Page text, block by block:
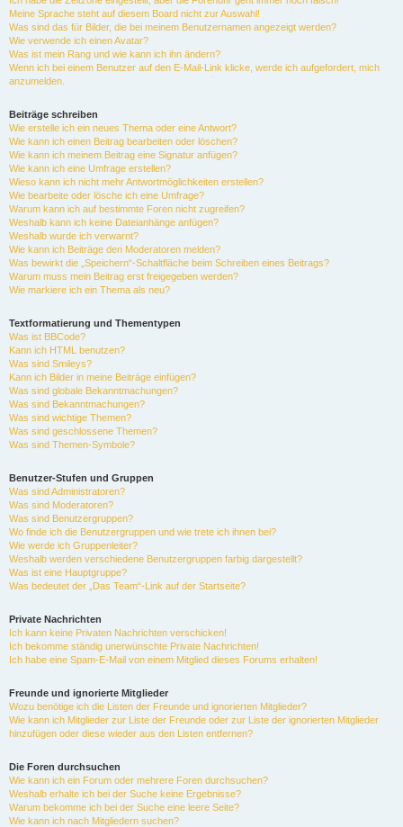
Meine Sprache steht auf diesem Board nicht zur Auswahl!
Was sind das für Bilder, die bei meinem Benutzernamen angezeigt werden?
Wie verwende ich einen Avatar?
Was ist mein Rang und wie kann ich ihn ändern?
Wenn ich bei einem Benutzer auf den E-Mail-Link klicke, werde ich aufgefordert, mich
anzumelden.
Beiträge schreiben
Wie erstelle ich ein neues Thema oder eine Antwort?
Wie kann ich einen Beitrag bearbeiten oder löschen?
Wie kann ich meinem Beitrag eine Signatur anfügen?
Wie kann ich eine Umfrage erstellen?
Wieso kann ich nicht mehr Antwortmöglichkeiten erstellen?
Wie bearbeite oder lösche ich eine Umfrage?
Warum kann ich auf bestimmte Foren nicht zugreifen?
Weshalb kann ich keine Dateianhänge anfügen?
Weshalb wurde ich verwarnt?
Wie kann ich Beiträge den Moderatoren melden?
Was bewirkt die „Speichern“-Schaltfläche beim Schreiben eines Beitrags?
Warum muss mein Beitrag erst freigegeben werden?
Wie markiere ich ein Thema als neu?
Textformatierung und Thementypen
Was ist BBCode?
Kann ich HTML benutzen?
Was sind Smileys?
Kann ich Bilder in meine Beiträge einfügen?
Was sind globale Bekanntmachungen?
Was sind Bekanntmachungen?
Was sind wichtige Themen?
Was sind geschlossene Themen?
Was sind Themen-Symbole?
Benutzer-Stufen und Gruppen
Was sind Administratoren?
Was sind Moderatoren?
Was sind Benutzergruppen?
Wo finde ich die Benutzergruppen und wie trete ich ihnen bei?
Wie werde ich Gruppenleiter?
Weshalb werden verschiedene Benutzergruppen farbig dargestellt?
Was ist eine Hauptgruppe?
Was bedeutet der „Das Team“-Link auf der Startseite?
Private Nachrichten
Ich kann keine Privaten Nachrichten verschicken!
Ich bekomme ständig unerwünschte Private Nachrichten!
Ich habe eine Spam-E-Mail von einem Mitglied dieses Forums erhalten!
Freunde und ignorierte Mitglieder
Wozu benötige ich die Listen der Freunde und ignorierten Mitglieder?
Wie kann ich Mitglieder zur Liste der Freunde oder zur Liste der ignorierten Mitglieder
hinzufügen oder diese wieder aus den Listen entfernen?
Die Foren durchsuchen
Wie kann ich ein Forum oder mehrere Foren durchsuchen?
Weshalb erhalte ich bei der Suche keine Ergebnisse?
Warum bekomme ich bei der Suche eine leere Seite?
Wie kann ich nach Mitgliedern suchen?